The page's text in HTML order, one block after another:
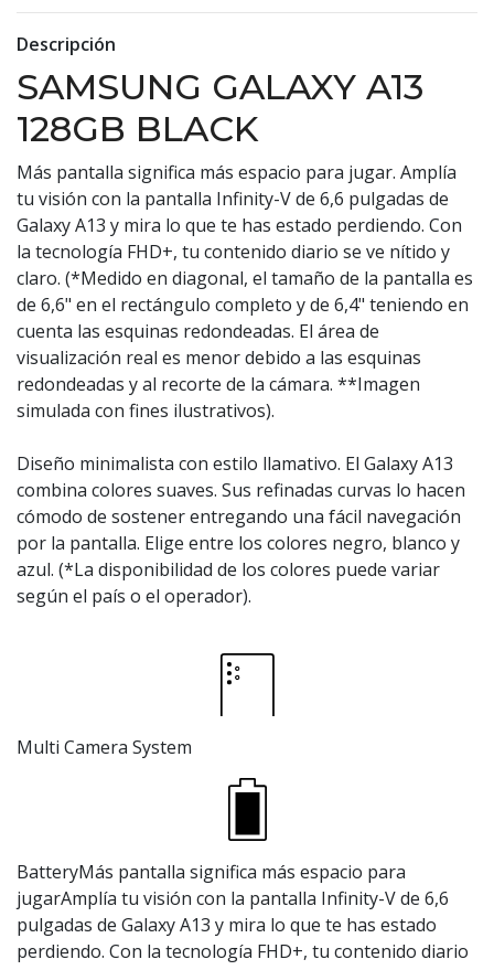
Descripción
SAMSUNG GALAXY A13
128GB BLACK
Más pantalla significa más espacio para jugar. Amplía
tu visión con la pantalla Infinity-V de 6,6 pulgadas de
Galaxy A13 y mira lo que te has estado perdiendo. Con
la tecnología FHD+, tu contenido diario se ve nítido y
claro. (*Medido en diagonal, el tamaño de la pantalla es
de 6,6" en el rectángulo completo y de 6,4" teniendo en
cuenta las esquinas redondeadas. El área de
visualización real es menor debido a las esquinas
redondeadas y al recorte de la cámara. **Imagen
simulada con fines ilustrativos).
Diseño minimalista con estilo llamativo. El Galaxy A13
combina colores suaves. Sus refinadas curvas lo hacen
cómodo de sostener entregando una fácil navegación
por la pantalla. Elige entre los colores negro, blanco y
azul. (*La disponibilidad de los colores puede variar
según el país o el operador).
Multi Camera System
BatteryMás pantalla significa más espacio para
jugarAmplía tu visión con la pantalla Infinity-V de 6,6
pulgadas de Galaxy A13 y mira lo que te has estado
perdiendo. Con la tecnología FHD+, tu contenido diario